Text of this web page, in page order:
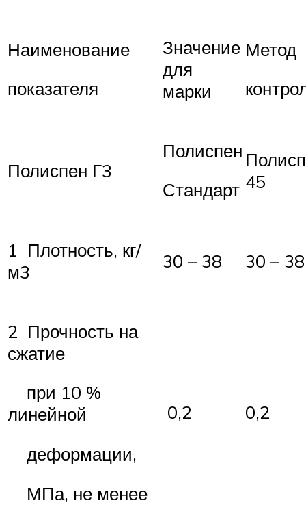
Наименование
показателя
Значение
для
марки
Метод
Полиспен Г3
Полиспен
Стандарт 45
1 Плотность, кг/
м3
30 – 38 30 – 38
2 Прочность на
сжатие
при 10 %
линейной
деформации,
МПа, не менее
0,2 0,2